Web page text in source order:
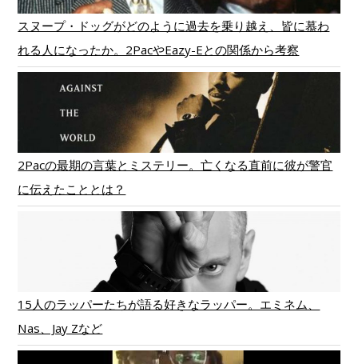
スヌープ・ドッグがどのように過去を乗り越え、皆に慕わ
れる人になったか。2PacやEazy-Eとの関係から考察
2Pacの最期の言葉とミステリー。亡くなる直前に彼が警官
に伝えたこととは？
15人のラッパーたちが語る好きなラッパー。エミネム、
Nas、Jay Zなど